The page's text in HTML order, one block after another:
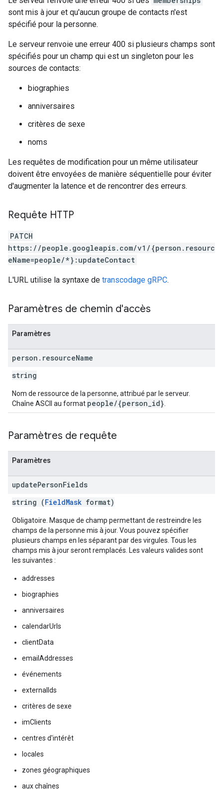
sont mis à jour et qu'aucun groupe de contacts n'est
spécifié pour la personne.
Le serveur renvoie une erreur 400 si plusieurs champs sont
spécifiés pour un champ qui est un singleton pour les
sources de contacts:
biographies
anniversaires
critères de sexe
noms
Les requêtes de modification pour un même utilisateur
doivent être envoyées de manière séquentielle pour éviter
d'augmenter la latence et de rencontrer des erreurs.
Requête HTTP
PATCH
https://people.googleapis.com/v1/{person.resourc
eName=people/*}:updateContact
L'URL utilise la syntaxe de transcodage gRPC.
Paramètres de chemin d'accès
Paramètres
person . resourceName
string
Nom de ressource de la personne, attribué par le serveur.
Chaîne ASCII au format people/{person_id}
Paramètres de requête
Paramètres
updatePersonFields
string (FieldMask format)
Obligatoire. Masque de champ permettant de restreindre les
champs de la personne mis à jour. Vous pouvez spécifier
plusieurs champs en les séparant par des virgules. Tous les
champs mis à jour seront remplacés. Les valeurs valides sont
les suivantes :
addresses
biographies
anniversaires
calendarUrls
clientData
emailAddresses
événements
externalIds
critères de sexe
imClients
centres d'intérêt
locales
zones géographiques
aux chaînes